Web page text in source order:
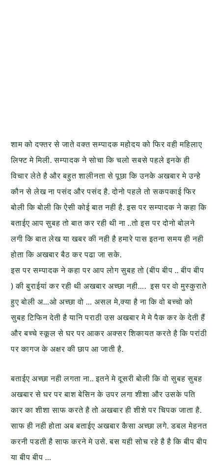
शाम को दफ्तर से जाते वक्त सम्पादक महोदय को फिर वही महिलाए
लिफ्ट मे मिली. सम्पादक ने सोचा कि चलो सबसे पहले इनके ही
विचार लेते है और बहुत शालीनता से पूछा कि उनके अखबार मे उन्हे
कौन से लेख ना पसंद और पसंद है. दोनो पहले तो सकपकाई फिर
बोली कि बोली कि ऐसी कोई बात नही है. इस पर सम्पादक ने कहा कि
बताईए आप सुबह तो बात कर रही थी ना ..तो इस पर दोनो बोलने
लगी कि बात लेख या खबर की नही है हमारे पास इतना समय ही नही
होता कि अखबार बैठ कर पढा जा सके.
इस पर सम्पादक ने कहा पर आप लोग सुबह तो (बीप बीप .. बीप बीप
) की बुराईयां कर रही थी अखबार अच्छा नही…. इस पर वो मुस्कुराते
हुए बोली अ…ओ अच्छा वो … असल मे,क्या है ना कि वो बच्चो को
सुबह टिफिन देती है यानि पराठी उस अखबार मे मे पैक कर के देती हैं
और बच्चे स्कूल से घर पर आकर अक्सर शिकायत करते है कि परांठी
पर कागज के अक्षर की छाप आ जाती है.
बताईए अच्छा नही लगता ना.. इतने मे दूसरी बोली कि वो सुबह सुबह
अखबार से घर पर बाश बेसिन के उपर लगा शीशा और उसके पति
कार का शीशा साफ करते है तो अखबार ही शीशे पर चिपक जाता है.
साफ ही नही होता अब बताईए अखबार कैसा अच्छा लगे. डबल मेहनत
करनी पडती है साफ करने मे उसे. बस यही सोच रहे है है कि बीप बीप
या बीप बीप …